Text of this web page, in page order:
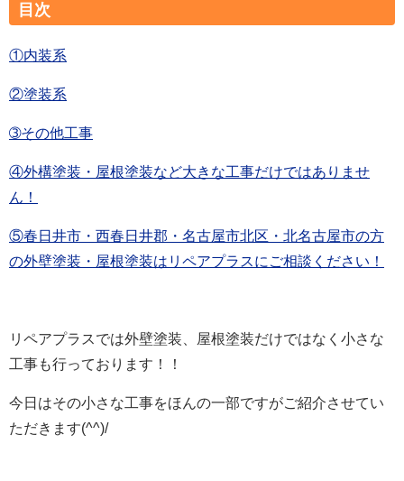
目次
①内装系
②塗装系
➂その他工事
④外構塗装・屋根塗装など大きな工事だけではありませ
ん！
⑤春日井市・西春日井郡・名古屋市北区・北名古屋市の方
の外壁塗装・屋根塗装はリペアプラスにご相談ください！
リペアプラスでは外壁塗装、屋根塗装だけではなく小さな
工事も行っております！！
今日はその小さな工事をほんの一部ですがご紹介させてい
ただきます(^^)/